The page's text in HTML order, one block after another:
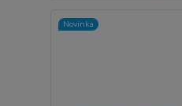
Novinka